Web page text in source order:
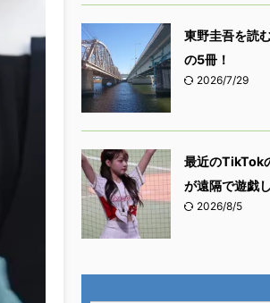
東野圭吾を読
の5冊！
2026/7/29
最近のTikTok
が遠隔で遊戯
2026/8/5